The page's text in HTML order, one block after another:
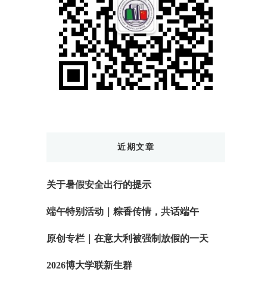
近期文章
关于暑假安全出行的提示
端午特别活动｜粽香传情，共话端午
原创专栏｜在意大利被强制放假的一天
2026博大学联新生群